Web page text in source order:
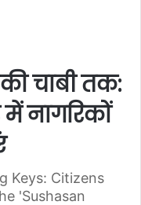
चाबी तक:
नागरिकों
Keys: Citizens
'Sushasan